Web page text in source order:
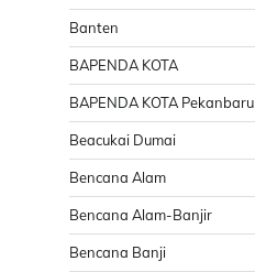
Banten
BAPENDA KOTA
BAPENDA KOTA Pekanbaru
Beacukai Dumai
Bencana Alam
Bencana Alam-Banjir
Bencana Banji